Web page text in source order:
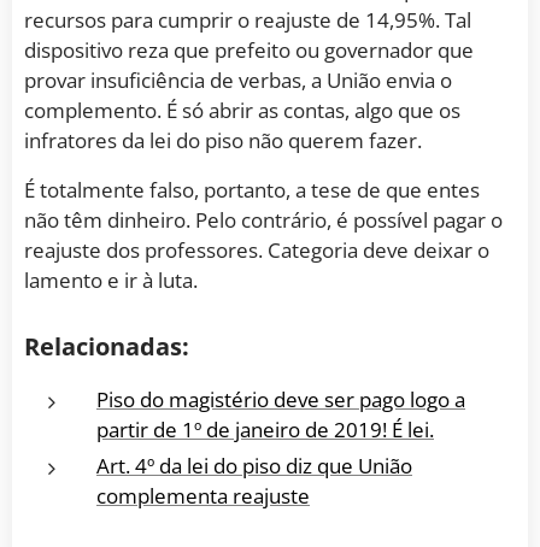
recursos para cumprir o reajuste de 14,95%. Tal
dispositivo reza que prefeito ou governador que
provar insuficiência de verbas, a União envia o
complemento. É só abrir as contas, algo que os
infratores da lei do piso não querem fazer.
É totalmente falso, portanto, a tese de que entes
não têm dinheiro. Pelo contrário, é possível pagar o
reajuste dos professores. Categoria deve deixar o
lamento e ir à luta.
Relacionadas:
Piso do magistério deve ser pago logo a
partir de 1º de janeiro de 2019! É lei.
Art. 4º da lei do piso diz que União
complementa reajuste